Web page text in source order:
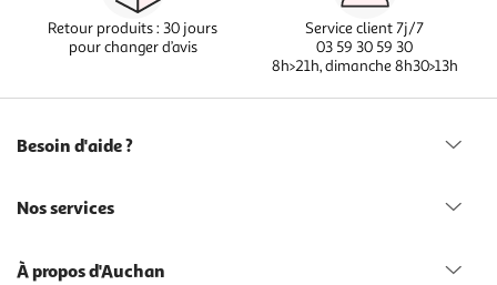
Retour produits : 30 jours
pour changer d’avis
Service client 7j/7
03 59 30 59 30
8h>21h, dimanche 8h30>13h
Besoin d'aide ?
Nos services
À propos d'Auchan